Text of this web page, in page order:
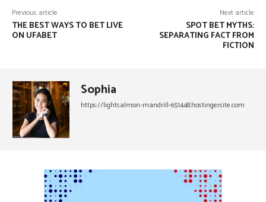
Previous article
THE BEST WAYS TO BET LIVE
ON UFABET
Next article
SPOT BET MYTHS:
SEPARATING FACT FROM
FICTION
Sophia
https://lightsalmon-mandrill-651448.hostingersite.com